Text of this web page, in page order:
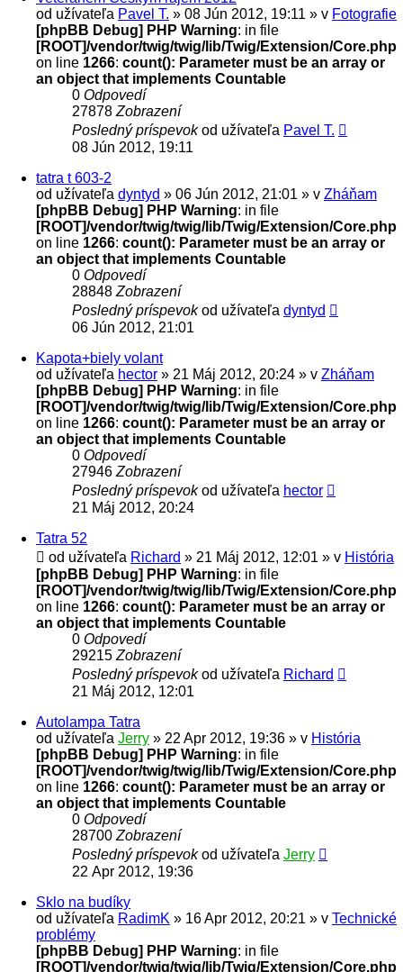
od užívateľa Pavel T. » 08 Jún 2012, 19:11 » v Fotografie
[phpBB Debug] PHP Warning: in file
[ROOT]/vendor/twig/twig/lib/Twig/Extension/Core.php
on line 1266: count(): Parameter must be an array or
an object that implements Countable
0 Odpovedí
27878 Zobrazení
Posledný príspevokod užívateľa Pavel T.
08 Jún 2012, 19:11
tatra t 603-2
od užívateľa dyntyd » 06 Jún 2012, 21:01 » v Zháňam
[phpBB Debug] PHP Warning: in file
[ROOT]/vendor/twig/twig/lib/Twig/Extension/Core.php
on line 1266: count(): Parameter must be an array or
an object that implements Countable
0 Odpovedí
28848 Zobrazení
Posledný príspevokod užívateľa dyntyd
06 Jún 2012, 21:01
Kapota+biely volant
od užívateľa hector » 21 Máj 2012, 20:24 » v Zháňam
[phpBB Debug] PHP Warning: in file
[ROOT]/vendor/twig/twig/lib/Twig/Extension/Core.php
on line 1266: count(): Parameter must be an array or
an object that implements Countable
0 Odpovedí
27946 Zobrazení
Posledný príspevokod užívateľa hector
21 Máj 2012, 20:24
Tatra 52
od užívateľa Richard » 21 Máj 2012, 12:01 » v História
[phpBB Debug] PHP Warning: in file
[ROOT]/vendor/twig/twig/lib/Twig/Extension/Core.php
on line 1266: count(): Parameter must be an array or
an object that implements Countable
0 Odpovedí
29215 Zobrazení
Posledný príspevokod užívateľa Richard
21 Máj 2012, 12:01
Autolampa Tatra
od užívateľa Jerry » 22 Apr 2012, 19:36 » v História
[phpBB Debug] PHP Warning: in file
[ROOT]/vendor/twig/twig/lib/Twig/Extension/Core.php
on line 1266: count(): Parameter must be an array or
an object that implements Countable
0 Odpovedí
28700 Zobrazení
Posledný príspevokod užívateľa Jerry
22 Apr 2012, 19:36
Sklo na budíky
od užívateľa RadimK » 16 Apr 2012, 20:21 » v Technické
problémy
[phpBB Debug] PHP Warning: in file
[ROOT]/vendor/twig/twig/lib/Twig/Extension/Core.php